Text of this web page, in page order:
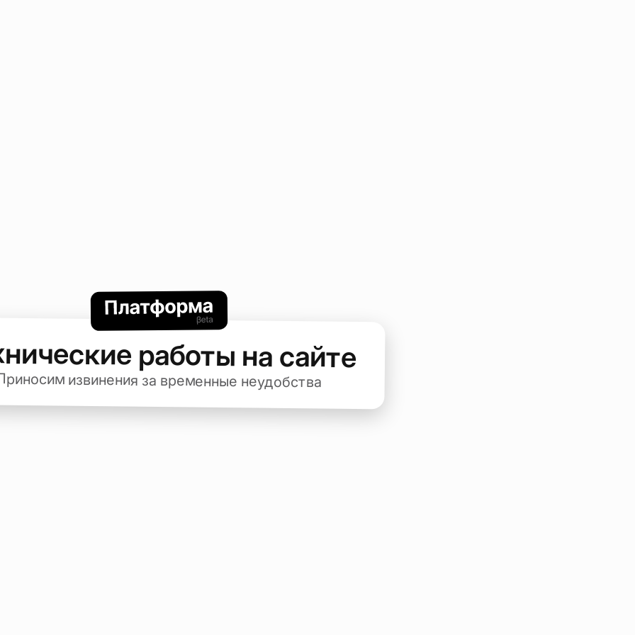
работы на сайте
извинения за временные неудобства